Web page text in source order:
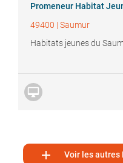
Promeneur Habitat
49400 | Saumur
Habitats jeunes du

 Voir les autres